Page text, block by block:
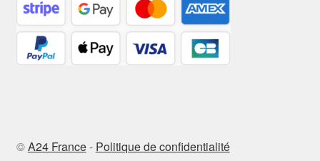
©A24 France- Politique de confidentialité